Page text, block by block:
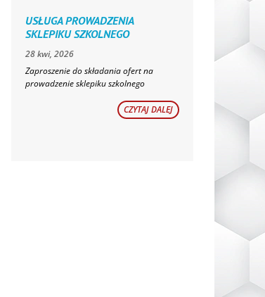
USŁUGA PROWADZENIA
SKLEPIKU SZKOLNEGO
28 kwi, 2026
Zaproszenie do składania ofert na
prowadzenie sklepiku szkolnego
CZYTAJ DALEJ